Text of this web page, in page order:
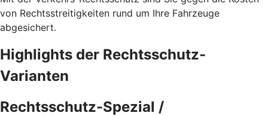
von Rechtsstreitigkeiten rund um Ihre Fahrzeuge
abgesichert.
Highlights der Rechtsschutz-
Varianten
Rechtsschutz-Spezial /